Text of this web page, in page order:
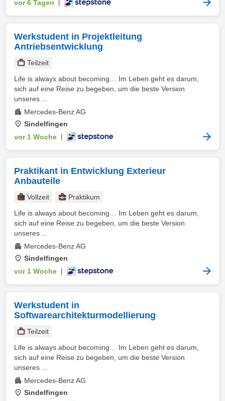
vor 6 Tagen
Werkstudent in Projektleitung
Antriebsentwicklung
Teilzeit
Life is always about becoming… Im Leben geht es darum,
sich auf eine Reise zu begeben, um die beste Version
unseres ...
Mercedes-Benz AG
Sindelfingen
vor 1 Woche
Praktikant in Entwicklung Exterieur
Anbauteile
Vollzeit
Praktikum
Life is always about becoming… Im Leben geht es darum,
sich auf eine Reise zu begeben, um die beste Version
unseres ...
Mercedes-Benz AG
Sindelfingen
vor 1 Woche
Werkstudent in
Softwarearchitekturmodellierung
Teilzeit
Life is always about becoming… Im Leben geht es darum,
sich auf eine Reise zu begeben, um die beste Version
unseres ...
Mercedes-Benz AG
Sindelfingen